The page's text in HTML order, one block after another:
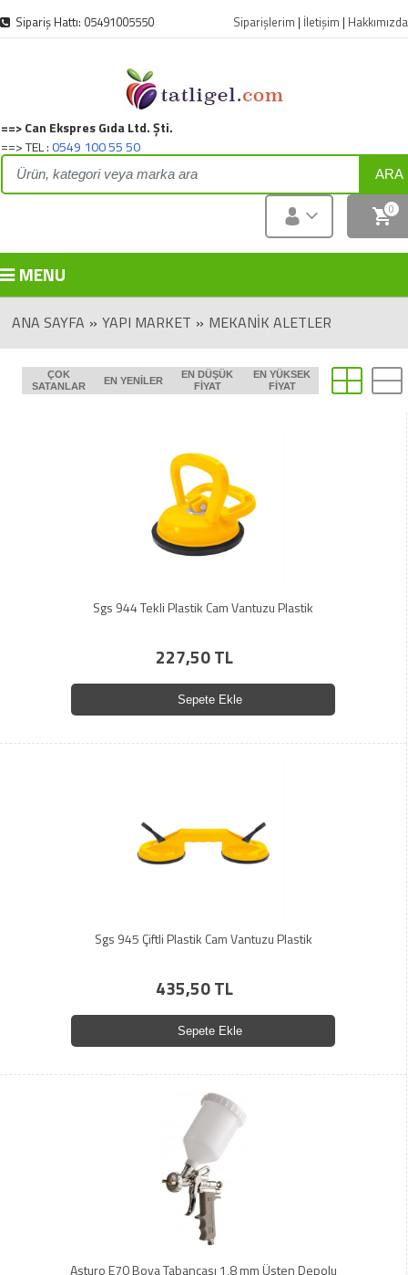
Sipariş Hattı: 05491005550 Siparişlerim | İletişim | Hakkımızda
Can Ekspres Gıda Ltd. Şti.
TEL :0549 100 55 50
ARA
0
MENU
ANA SAYFA » YAPI MARKET » MEKANIK ALETLER
ÇOK
SATANLAR
EN YENILER
EN DÜŞÜK
FIYAT
EN YÜKSEK
FIYAT
Sgs 944 Tekli Plastik Cam Vantuzu Plastik
227,50 TL
Sepete Ekle
Sgs 945 Çiftli Plastik Cam Vantuzu Plastik
435,50 TL
Sepete Ekle
Asturo E70 Boya Tabancası 1,8 mm Üsten Depolu